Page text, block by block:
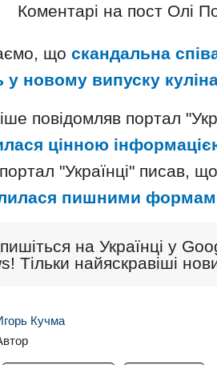
Коментарі на пост Олі
що скандальна
у новому випуску
повідомляв портал
цінною
"Українці" писав, що
пишними
на Українці у
Тільки найяскравіші
Кучма